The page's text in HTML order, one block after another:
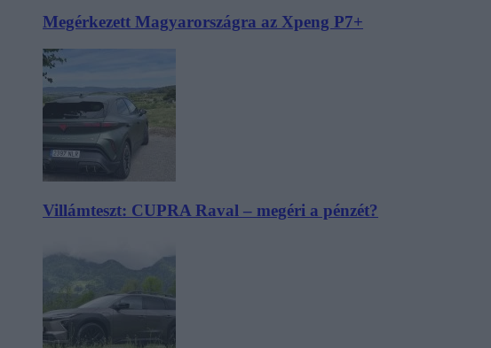
Megérkezett Magyarországra az Xpeng P7+
Villámteszt: CUPRA Raval – megéri a pénzét?